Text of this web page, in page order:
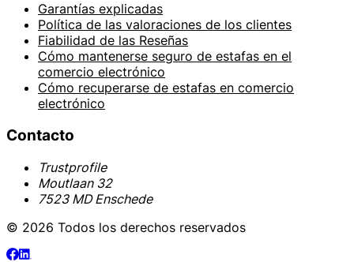
Garantías explicadas
Política de las valoraciones de los clientes
Fiabilidad de las Reseñas
Cómo mantenerse seguro de estafas en el
comercio electrónico
Cómo recuperarse de estafas en comercio
electrónico
Contacto
Trustprofile
Moutlaan 32
7523 MD Enschede
© 2026 Todos los derechos reservados